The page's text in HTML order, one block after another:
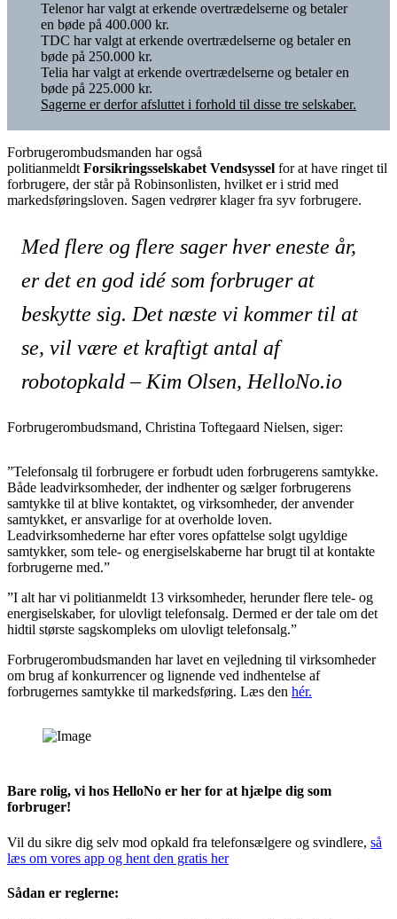
Telenor har valgt at erkende overtrædelserne og betaler
en bøde på 400.000 kr.
TDC har valgt at erkende overtrædelserne og betaler en
bøde på 250.000 kr.
Telia har valgt at erkende overtrædelserne og betaler en
bøde på 225.000 kr.
Sagerne er derfor afsluttet i forhold til disse tre selskaber.
Forbrugerombudsmanden har også
politianmeldt Forsikringsselskabet Vendsyssel for at have ringet til
forbrugere, der står på Robinsonlisten, hvilket er i strid med
markedsføringsloven. Sagen vedrører klager fra syv forbrugere.
Med flere og flere sager hver eneste år,
er det en god idé som forbruger at
beskytte sig. Det næste vi kommer til at
se, vil være et kraftigt antal af
robotopkald – Kim Olsen, HelloNo.io
Forbrugerombudsmand, Christina Toftegaard Nielsen, siger:
”Telefonsalg til forbrugere er forbudt uden forbrugerens samtykke.
Både leadvirksomheder, der indhenter og sælger forbrugerens
samtykke til at blive kontaktet, og virksomheder, der anvender
samtykket, er ansvarlige for at overholde loven.
Leadvirksomhederne har efter vores opfattelse solgt ugyldige
samtykker, som tele- og energiselskaberne har brugt til at kontakte
forbrugerne med.”
”I alt har vi politianmeldt 13 virksomheder, herunder flere tele- og
energiselskaber, for ulovligt telefonsalg. Dermed er der tale om det
hidtil største sagskompleks om ulovligt telefonsalg.”
Forbrugerombudsmanden har lavet en vejledning til virksomheder
om brug af konkurrencer og lignende ved indhentelse af
forbrugernes samtykke til markedsføring. Læs den hér.
Bare rolig, vi hos HelloNo er her for at hjælpe dig som
forbruger!
Vil du sikre dig selv mod opkald fra telefonsælgere og svindlere, så
læs om vores app og hent den gratis her
Sådan er reglerne: